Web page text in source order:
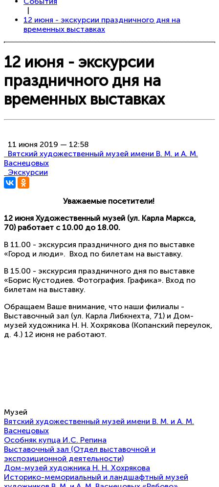
|
12 июня - экскурсии праздничного дня на
временных выставках
12 июня - экскурсии
праздничного дня на
временных выставках
11 июня 2019 — 12:58
Вятский художественный музей имени В. М. и А. М.
Васнецовых
Экскурсии
Уважаемые посетители!
12 июня Художественный музей (ул. Карла Маркса,
70) работает с 10.00 до 18.00.
В 11.00 - экскурсия праздничного дня по выставке
«Город и люди». Вход по билетам на выставку.
В 15.00 - экскурсия праздничного дня по выставке
«Борис Кустодиев. Фотография. Графика». Вход по
билетам на выставку.
Обращаем Ваше внимание, что наши филиалы -
Выставочный зал (ул. Карла Либкнехта, 71) и Дом-
музей художника Н. Н. Хохрякова (Копанский переулок,
д. 4.) 12 июня не работают.
Музей
Вятский художественный музей имени В. М. и А. М.
Васнецовых
Особняк купца И.С. Репина
Выставочный зал (Отдел выставочной и
экспозиционной деятельности)
Дом-музей художника Н. Н. Хохрякова
Историко-мемориальный и ландшафтный музей